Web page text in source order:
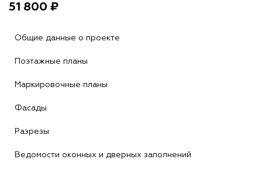
51 800 ₽
Общие данные о проекте
Поэтажные планы
Маркировочные планы
Фасады
Разрезы
Ведомости оконных и дверных заполнений